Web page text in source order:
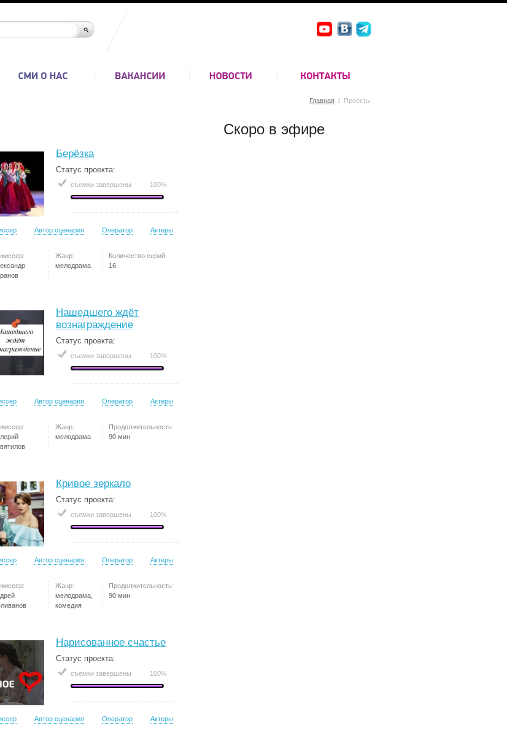
Главная / Проекты
Берёзка
Статус проекта:
съемки завершены 100%
Автор сценария Оператор Актеры
Жанр:
мелодрама
Количество серий:
16
Нашедшего ждёт
вознаграждение
Статус проекта:
съемки завершены 100%
Автор сценария Оператор Актеры
Жанр:
мелодрама
Продолжительность:
90 мин
Кривое зеркало
Статус проекта:
съемки завершены 100%
Автор сценария Оператор Актеры
Жанр:
мелодрама,
комедия
Продолжительность:
90 мин
Нарисованное счастье
Статус проекта:
съемки завершены 100%
Автор сценария Оператор Актеры
Скоро в эфире